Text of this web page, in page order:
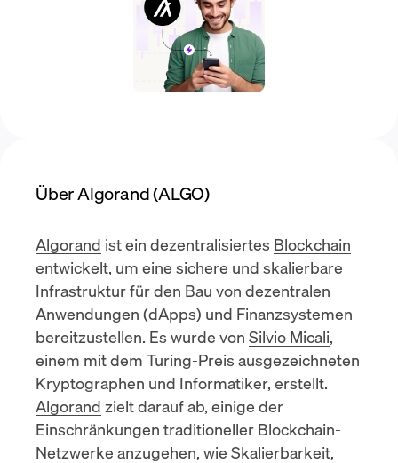
Über Algorand (ALGO)
Algorand ist ein dezentralisiertes Blockchain
entwickelt, um eine sichere und skalierbare
Infrastruktur für den Bau von dezentralen
Anwendungen (dApps) und Finanzsystemen
bereitzustellen. Es wurde von Silvio Micali,
einem mit dem Turing-Preis ausgezeichneten
Kryptographen und Informatiker, erstellt.
Algorand zielt darauf ab, einige der
Einschränkungen traditioneller Blockchain-
Netzwerke anzugehen, wie Skalierbarkeit,